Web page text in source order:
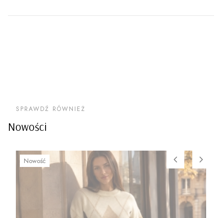
Nowości
SPRAWDŹ RÓWNIEŻ
Nowość